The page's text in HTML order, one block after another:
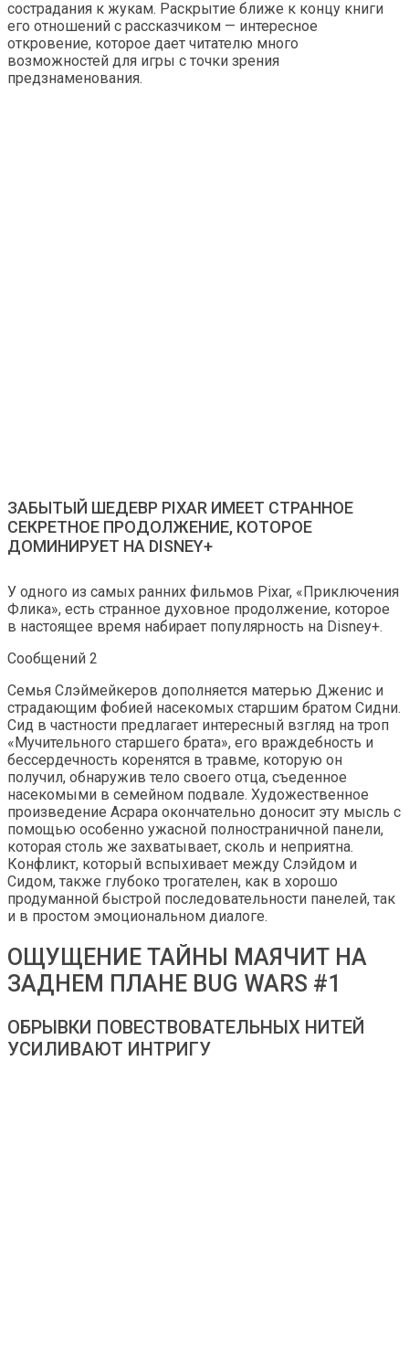
сострадания к жукам. Раскрытие ближе к концу книги
его отношений с рассказчиком — интересное
откровение, которое дает читателю много
возможностей для игры с точки зрения
предзнаменования.
ЗАБЫТЫЙ ШЕДЕВР PIXAR ИМЕЕТ СТРАННОЕ
СЕКРЕТНОЕ ПРОДОЛЖЕНИЕ, КОТОРОЕ
ДОМИНИРУЕТ НА DISNEY+
У одного из самых ранних фильмов Pixar, «Приключения
Флика», есть странное духовное продолжение, которое
в настоящее время набирает популярность на Disney+.
Сообщений 2
Семья Слэймейкеров дополняется матерью Дженис и
страдающим фобией насекомых старшим братом Сидни.
Сид в частности предлагает интересный взгляд на троп
«Мучительного старшего брата», его враждебность и
бессердечность коренятся в травме, которую он
получил, обнаружив тело своего отца, съеденное
насекомыми в семейном подвале. Художественное
произведение Асрара окончательно доносит эту мысль с
помощью особенно ужасной полностраничной панели,
которая столь же захватывает, сколь и неприятна.
Конфликт, который вспыхивает между Слэйдом и
Сидом, также глубоко трогателен, как в хорошо
продуманной быстрой последовательности панелей, так
и в простом эмоциональном диалоге.
ОЩУЩЕНИЕ ТАЙНЫ МАЯЧИТ НА
ЗАДНЕМ ПЛАНЕ BUG WARS #1
ОБРЫВКИ ПОВЕСТВОВАТЕЛЬНЫХ НИТЕЙ
УСИЛИВАЮТ ИНТРИГУ